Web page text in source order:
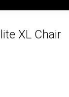
XL Chair